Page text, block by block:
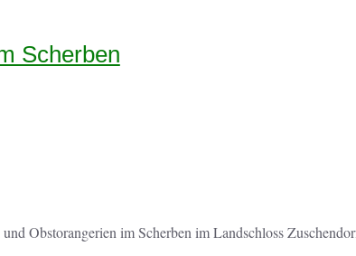
Scherben
Obstorangerien im Scherben im Landschloss